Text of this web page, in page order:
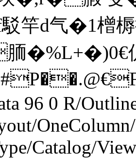
竿d气�1橧槈擇
胹
96 0 R/
Catalog/